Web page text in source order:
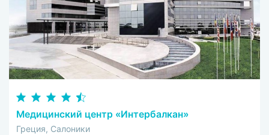
Медицинский центр «Интербалкан»
Греция, Салоники